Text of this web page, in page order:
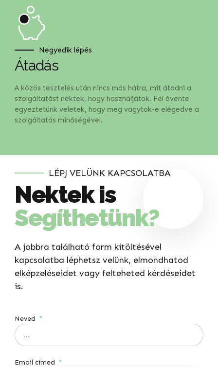
Negyedik lépés
Átadás
A közös tesztelés után nincs más hátra, mit átadni a
szolgáltatást nektek, hogy használjátok. Fél évente
egyeztetünk veletek, hogy meg vagytok-e elégedve a
szolgáltatás minőségével.
LÉPJ VELÜNK KAPCSOLATBA
Nektek is
Segíthetünk?
A jobbra található form kitöltésével
kapcsolatba léphetsz velünk, elmondhatod
elképzeléseidet vagy felteheted kérdéseidet
is.
Neved
Email címed